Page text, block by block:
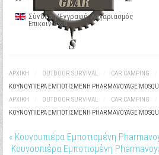
Σύνδεση/Εγγραφή Λογαριασμός
Επικοινωνία
ΑΡΧΙΚΉ OUTDOOR SURVIVAL CAR CAMPING
ΚΟΥΝΟΥΠΙΈΡΑ ΕΜΠΟΤΙΣΜΈΝΗ PHARMAVOYAGE
ΑΡΧΙΚΉ
OUTDOOR SURVIVAL CAR CAMPING
ΚΟΥΝΟΥΠΙΈΡΑ ΕΜΠΟΤΙΣΜΈΝΗ PHARMAVOYAGE
« Κουνουπιέρα Εμποτισμένη
Κουνουπιέρα Εμποτισμένη